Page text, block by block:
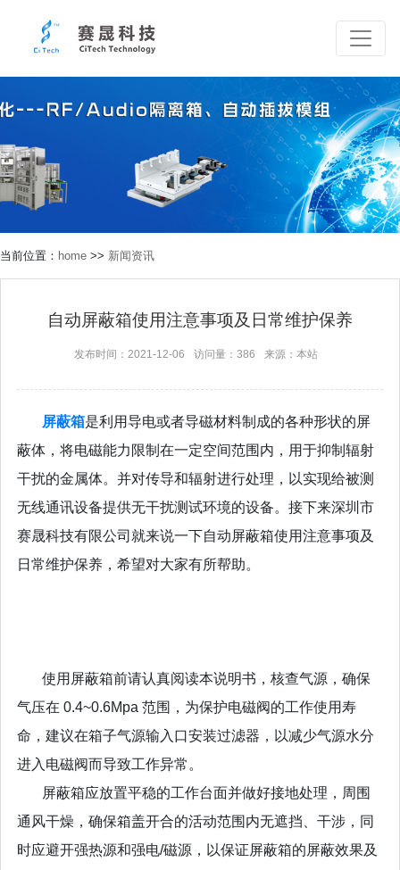
当前位置： home >> 新闻资讯
自动屏蔽箱使用注意事项及日常维护保养
发布时间：2021-12-06 访问量：386 来源：本站
屏蔽箱是利用导电或者导磁材料制成的各种形状的屏
蔽体，将电磁能力限制在一定空间范围内，用于抑制辐射
干扰的金属体。并对传导和辐射进行处理，以实现给被测
无线通讯设备提供无干扰测试环境的设备。接下来深圳市
赛晟科技有限公司 就来说一下自动屏蔽箱使用注意事项及
日常维护保养，希望对大家有所帮助。
使用屏蔽箱前请认真阅读本说明书，核查气源，确保
气压在 0.4~0.6Mpa 范围，为保护电磁阀的工作使用寿
命，建议在箱子气源输入口安装过滤器，以减少气源水分
进入电磁阀而导致工作异常。
屏蔽箱应放置平稳的工作台面并做好接地处理，周围
通风干燥，确保箱盖开合的活动范围内无遮挡、干涉，同
时应避开强热源和强电/磁源，以保证屏蔽箱的屏蔽效果及